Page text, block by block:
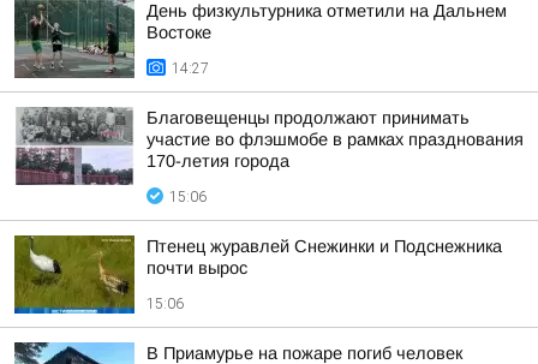
День физкультурника отметили на Дальнем
Востоке
14:27
Благовещенцы продолжают принимать
участие во флэшмобе в рамках празднования
170-летия города
15:06
Птенец журавлей Снежинки и Подснежника
почти вырос
15:06
В Приамурье на пожаре погиб человек